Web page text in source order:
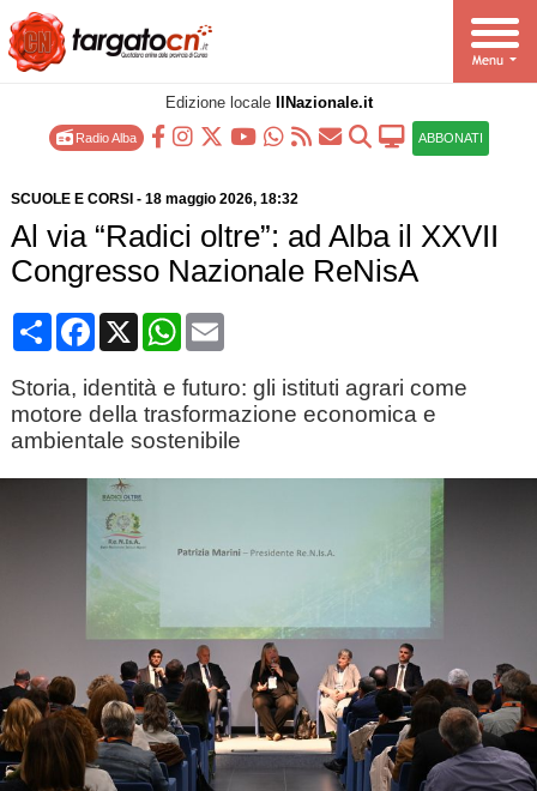
Edizione locale IlNazionale.it
Radio Alba ABBONATI
SCUOLE E CORSI - 18 maggio 2026, 18:32
Al via “Radici oltre”: ad Alba il XXVII
Congresso Nazionale ReNisA
CondividiFacebook
X WhatsApp
Email
Storia, identità e futuro: gli istituti agrari come
motore della trasformazione economica e
ambientale sostenibile